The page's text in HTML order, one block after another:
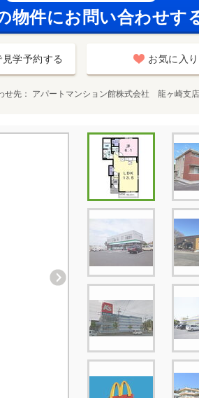
物件にお問い合わせす
学予約する お気に入
せ先 アパートマンション館株式会社 龍ヶ崎支店